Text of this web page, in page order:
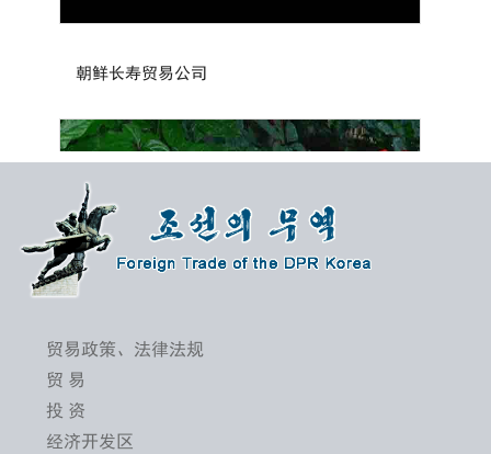
朝鲜长寿贸易公司
第２４届平壤春季国际商品展开幕
贸易政策、法律法规
贸 易
投 资
经济开发区